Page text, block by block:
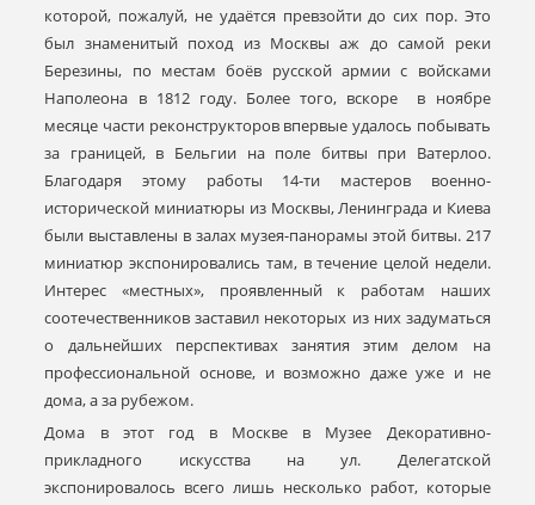
которой, пожалуй, не удаётся превзойти до сих пор. Это
был знаменитый поход из Москвы аж до самой реки
Березины, по местам боёв русской армии с войсками
Наполеона в 1812 году. Более того, вскоре в ноябре
месяце части реконструкторов впервые удалось побывать
за границей, в Бельгии на поле битвы при Ватерлоо.
Благодаря этому работы 14-ти мастеров военно-
исторической миниатюры из Москвы, Ленинграда и Киева
были выставлены в залах музея-панорамы этой битвы. 217
миниатюр экспонировались там, в течение целой недели.
Интерес «местных», проявленный к работам наших
соотечественников заставил некоторых из них задуматься
о дальнейших перспективах занятия этим делом на
профессиональной основе, и возможно даже уже и не
дома, а за рубежом.
Дома в этот год в Москве в Музее Декоративно-
прикладного искусства на ул. Делегатской
экспонировалось всего лишь несколько работ, которые